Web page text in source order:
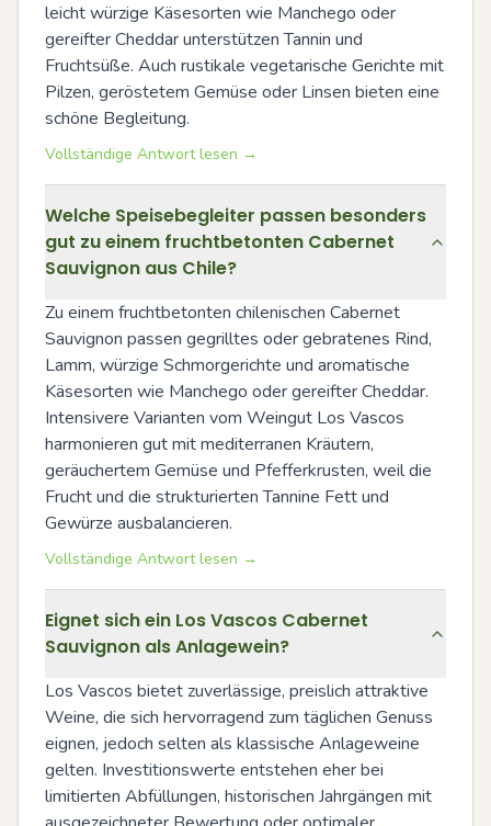
leicht würzige Käsesorten wie Manchego oder
gereifter Cheddar unterstützen Tannin und
Fruchtsüße. Auch rustikale vegetarische Gerichte mit
Pilzen, geröstetem Gemüse oder Linsen bieten eine
schöne Begleitung.
Vollständige Antwort lesen →
Welche Speisebegleiter passen besonders
gut zu einem fruchtbetonten Cabernet
Sauvignon aus Chile?
Zu einem fruchtbetonten chilenischen Cabernet
Sauvignon passen gegrilltes oder gebratenes Rind,
Lamm, würzige Schmorgerichte und aromatische
Käsesorten wie Manchego oder gereifter Cheddar.
Intensivere Varianten vom Weingut Los Vascos
harmonieren gut mit mediterranen Kräutern,
geräuchertem Gemüse und Pfefferkrusten, weil die
Frucht und die strukturierten Tannine Fett und
Gewürze ausbalancieren.
Vollständige Antwort lesen →
Eignet sich ein Los Vascos Cabernet
Sauvignon als Anlagewein?
Los Vascos bietet zuverlässige, preislich attraktive
Weine, die sich hervorragend zum täglichen Genuss
eignen, jedoch selten als klassische Anlageweine
gelten. Investitionswerte entstehen eher bei
limitierten Abfüllungen, historischen Jahrgängen mit